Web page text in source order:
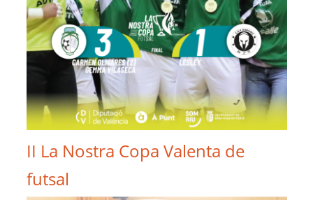
II La Nostra Copa Valenta de
futsal